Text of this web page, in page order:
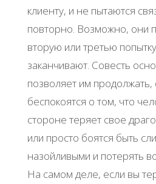
клиенту, и не пытаются
повторно. Возможно, они
вторую или третью
заканчивают. Совесть
позволяет им
беспокоятся о том, что
стороне теряет свое
или просто боятся быть
назойливыми и потерять
На самом деле, если вы